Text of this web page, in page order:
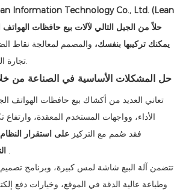
حلاً من الجيل التالي لآلات بيع حافظات الهواتف
يمكنك تركيبها بنفسك، والمصمم لمعالجة نقاط
تجارة التجزئة الشخصية والآلية.
حل المشكلات الأساسية في الصناعة من
تعاني العديد من أكشاك بيع حافظات الهواتف
الأداء، وواجهات المستخدم المعقدة،
شركة Lean، فقد صُمم مع التركيز على استقرار
.
تتضمن آلة البيع شاشة لمس كبيرة، وبرنامج
وطباعة عالية الدقة في الموقع، وخيارات دفع